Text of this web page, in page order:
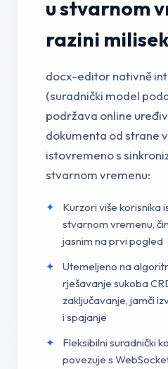
u stvarnom
razini
docx-editor nativně
(suradnički model
podržava online
dokumenta od strane
istovremeno s
stvarnom vremenu:
Kurzori više korisnika
stvarnom vremenu,
jasnim na prvi pogled
Utemeljeno na
rješavanje sukoba
zaključavanje, jamči
i spajanje
Fleksibilni suradnički
povezuje s